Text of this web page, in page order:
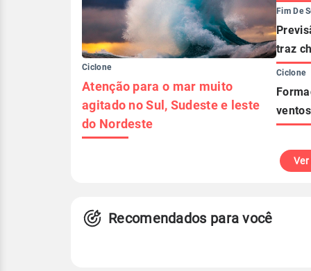
Ciclone
Atenção para o mar muito
agitado no Sul, Sudeste e leste
do Nordeste
Fim De
traz
Ciclone
Recomendados para você